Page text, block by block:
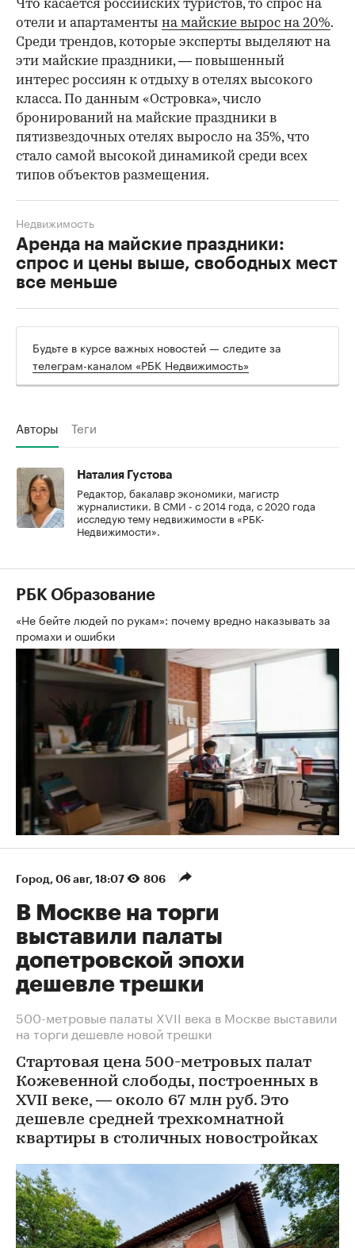
Что касается российских туристов, то спрос на
отели и апартаменты на майские вырос на 20%.
Среди трендов, которые эксперты выделяют на
эти майские праздники, — повышенный
интерес россиян к отдыху в отелях высокого
класса. По данным «Островка», число
бронирований на майские праздники в
пятизвездочных отелях выросло на 35%, что
стало самой высокой динамикой среди всех
типов объектов размещения.
Аренда на майские праздники:
спрос и цены выше, свободных мест
все меньше
Недвижимость
Будьте в курсе важных новостей — следите за
телеграм-каналом «РБК Недвижимость»
Авторы Теги
Наталия Густова
Редактор, бакалавр экономики, магистр
журналистики. В СМИ - с 2014 года, с 2020 года
исследую тему недвижимости в «РБК-
Недвижимости».
РБК Образование
«Не бейте людей по рукам»: почему вредно наказывать за
промахи и ошибки
Город⁠, 06 авг, 18:07 806
В Москве на торги
выставили палаты
допетровской эпохи
дешевле трешки
500-метровые палаты XVII века в Москве выставили
на торги дешевле новой трешки
Стартовая цена 500-метровых палат
Кожевенной слободы, построенных в
XVII веке, — около 67 млн руб. Это
дешевле средней трехкомнатной
квартиры в столичных новостройках